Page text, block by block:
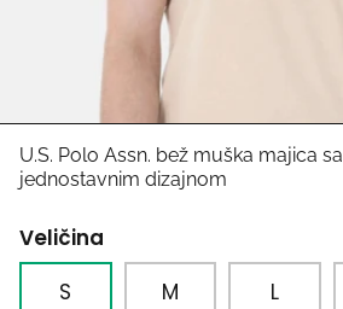
Antony Morato
LIU JO
Harvard
U.S. Polo Assn. bež muška majica sa
jednostavnim dizajnom
Veličina
S
M L